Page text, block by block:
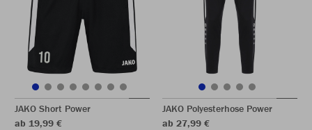
JAKO Short Power
ab 19,99 €
JAKO Polyesterhose Power
ab 27,99 €